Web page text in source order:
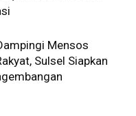
Mensos
Sulsel Siapkan